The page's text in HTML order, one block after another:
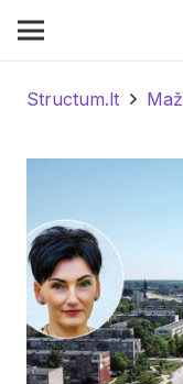
Structum.lt